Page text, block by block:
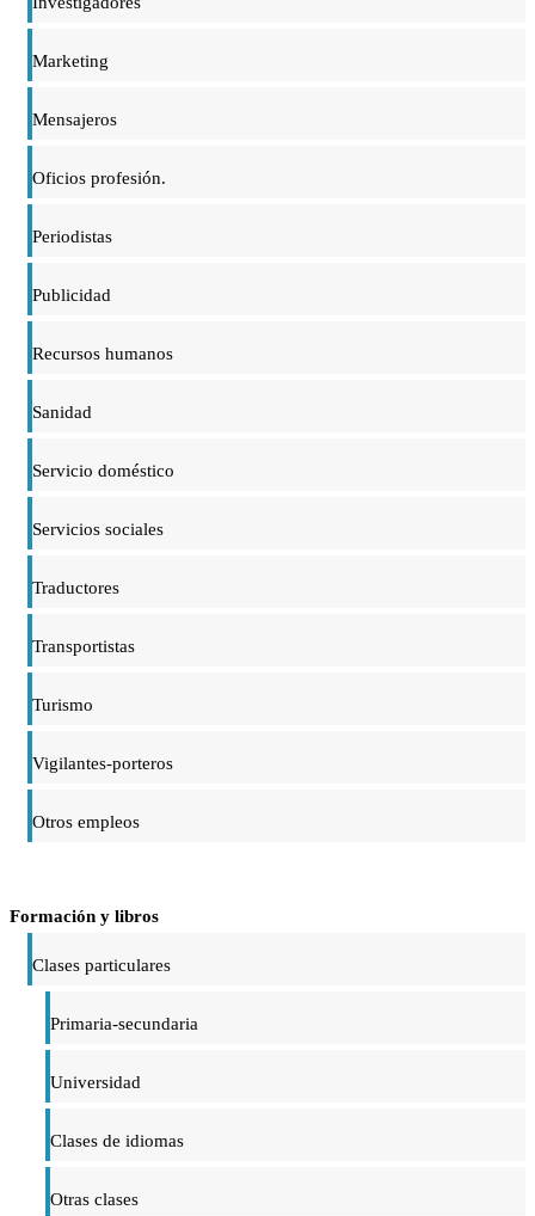
Marketing
Mensajeros
Oficios profesión.
Periodistas
Publicidad
Recursos humanos
Sanidad
Servicio doméstico
Servicios sociales
Traductores
Transportistas
Turismo
Vigilantes-porteros
Otros empleos
Formación y libros
Clases particulares
Primaria-secundaria
Universidad
Clases de idiomas
Otras clases